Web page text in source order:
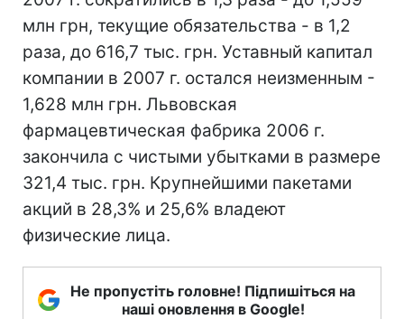
млн грн, текущие обязательства - в 1,2
раза, до 616,7 тыс. грн. Уставный капитал
компании в 2007 г. остался неизменным -
1,628 млн грн. Львовская
фармацевтическая фабрика 2006 г.
закончила с чистыми убытками в размере
321,4 тыс. грн. Крупнейшими пакетами
акций в 28,3% и 25,6% владеют
физические лица.
Не пропустіть головне! Підпишіться на
наші оновлення в Google!